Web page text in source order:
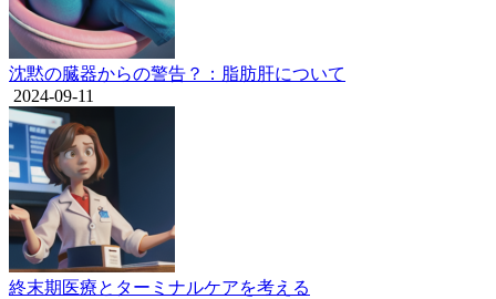
沈黙の臓器からの警告？：脂肪肝について
2024-09-11
終末期医療とターミナルケアを考える